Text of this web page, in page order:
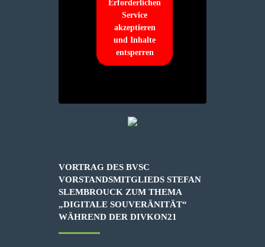
Erforderlichen
Service
akzeptieren
und Inhalte
entsperren
VORTRAG DES BVSC
VORSTANDSMITGLIEDS STEFAN
SLEMBROUCK ZUM THEMA
„DIGITALE SOUVERÄNITÄT“
WÄHREND DER DIVKON21